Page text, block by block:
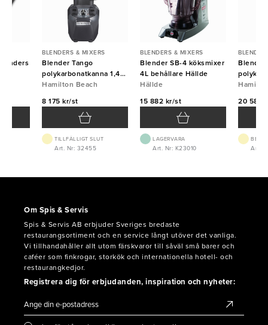
BLENDERS & MIXERS
Blender Tango
polykarbonatkanna 1,4L
HBH455 Hamilton
Hamilton Beach
8 175 kr/st
TILLFÄLLIGT SLUT
Art. Nr: 32455
BLENDERS & MIXERS
Blender SB-4 köksmixer
4L behållare Hällde
Hällde
15 882 kr/st
LAGERVARA
Art. Nr: K23010
Blender
20 584
Art.
Om Spis & Servis
Spis & Servis AB erbjuder Sveriges bredaste
restaurangsortiment och en service långt utöver det vanliga.
Vi tillhandahåller allt utom färskvaror till såväl små barer och
caféer som finkrogar, storkök och internationella hotell- och
restaurangkedjor.
Registrera dig för erbjudanden, inspiration och nyheter: